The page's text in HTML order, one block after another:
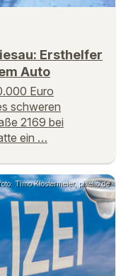
Ersthelfer
Auto
Euro
schweren
2169 bei
ein …
Timo Klostermeier, pixelio.de